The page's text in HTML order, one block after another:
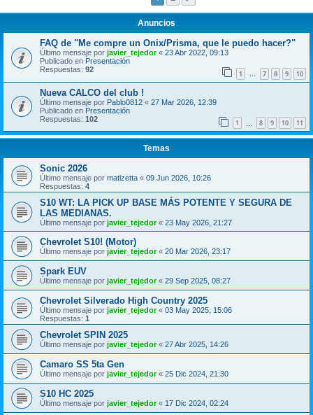
Anuncios
FAQ de "Me compre un Onix/Prisma, que le puedo hacer?"
Último mensaje por javier_tejedor« 23 Abr 2022, 09:13
Publicado en Presentación
Respuestas: 92 1 … 7 8 9 10
Nueva CALCO del club !
Último mensaje por Pablo0812 « 27 Mar 2026, 12:39
Publicado en Presentación
Respuestas: 102 1 8 9 10 11
Temas
Sonic 2026
Último mensaje por matizetta « 09 Jun 2026, 10:26
Respuestas: 4
S10 WT: LA PICK UP BASE MÁS POTENTE Y SEGURA DE
LAS MEDIANAS.
Último mensaje por javier_tejedor« 23 May 2026, 21:27
Chevrolet S10! (Motor)
Último mensaje por javier_tejedor« 20 Mar 2026, 23:17
Spark EUV
Último mensaje por javier_tejedor« 29 Sep 2025, 08:27
Chevrolet Silverado High Country 2025
Último mensaje por javier_tejedor« 03 May 2025, 15:06
Respuestas: 1
Chevrolet SPIN 2025
Último mensaje por javier_tejedor« 27 Abr 2025, 14:26
Camaro SS 5ta Gen
Último mensaje por javier_tejedor« 25 Dic 2024, 21:30
S10 HC 2025
Último mensaje por javier_tejedor« 17 Dic 2024, 02:24